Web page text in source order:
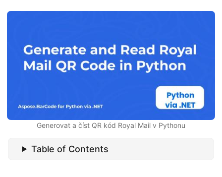
c
Generovat a číst QR kód Royal Mail v Pythonu
Table of Contents